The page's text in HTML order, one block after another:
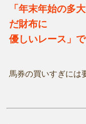
「年末年始の多
だ財布に
優しいレース」で
馬券の買いすぎには